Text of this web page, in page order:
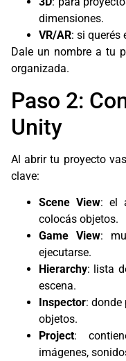
dimensiones.
VR/AR: si querés
Dale un nombre a tu
organizada.
Paso 2:
Unity
Al abrir tu proyecto
clave:
Scene View: el
colocás objetos.
Game View:
ejecutarse.
Hierarchy: lista
escena.
Inspector: donde
objetos.
Project:
imágenes,